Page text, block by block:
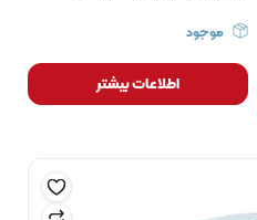
موجود
اطلاعات بیشتر